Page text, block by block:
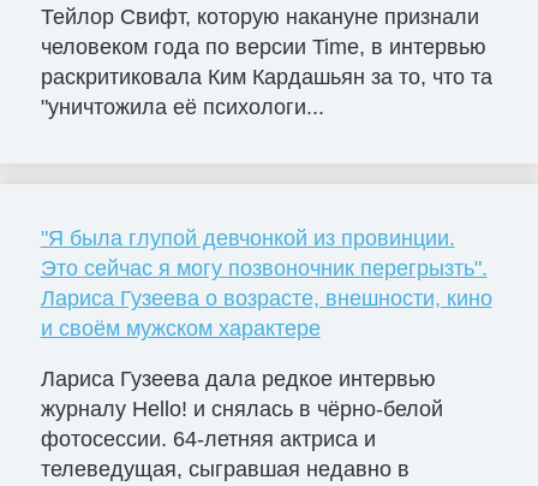
Тейлор Свифт, которую накануне признали
человеком года по версии Time, в интервью
раскритиковала Ким Кардашьян за то, что та
"уничтожила её психологи...
"Я была глупой девчонкой из провинции.
Это сейчас я могу позвоночник перегрызть".
Лариса Гузеева о возрасте, внешности, кино
и своём мужском характере
Лариса Гузеева дала редкое интервью
журналу Hello! и снялась в чёрно-белой
фотосессии. 64-летняя актриса и
телеведущая, сыгравшая недавно в